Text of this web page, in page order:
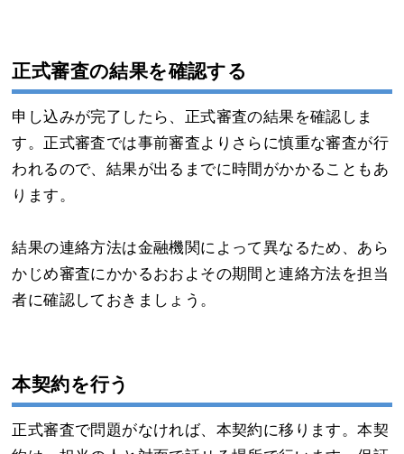
正式審査の結果を確認する
申し込みが完了したら、正式審査の結果を確認しま
す。正式審査では事前審査よりさらに慎重な審査が行
われるので、結果が出るまでに時間がかかることもあ
ります。
結果の連絡方法は金融機関によって異なるため、あら
かじめ審査にかかるおおよその期間と連絡方法を担当
者に確認しておきましょう。
本契約を行う
正式審査で問題がなければ、本契約に移ります。本契